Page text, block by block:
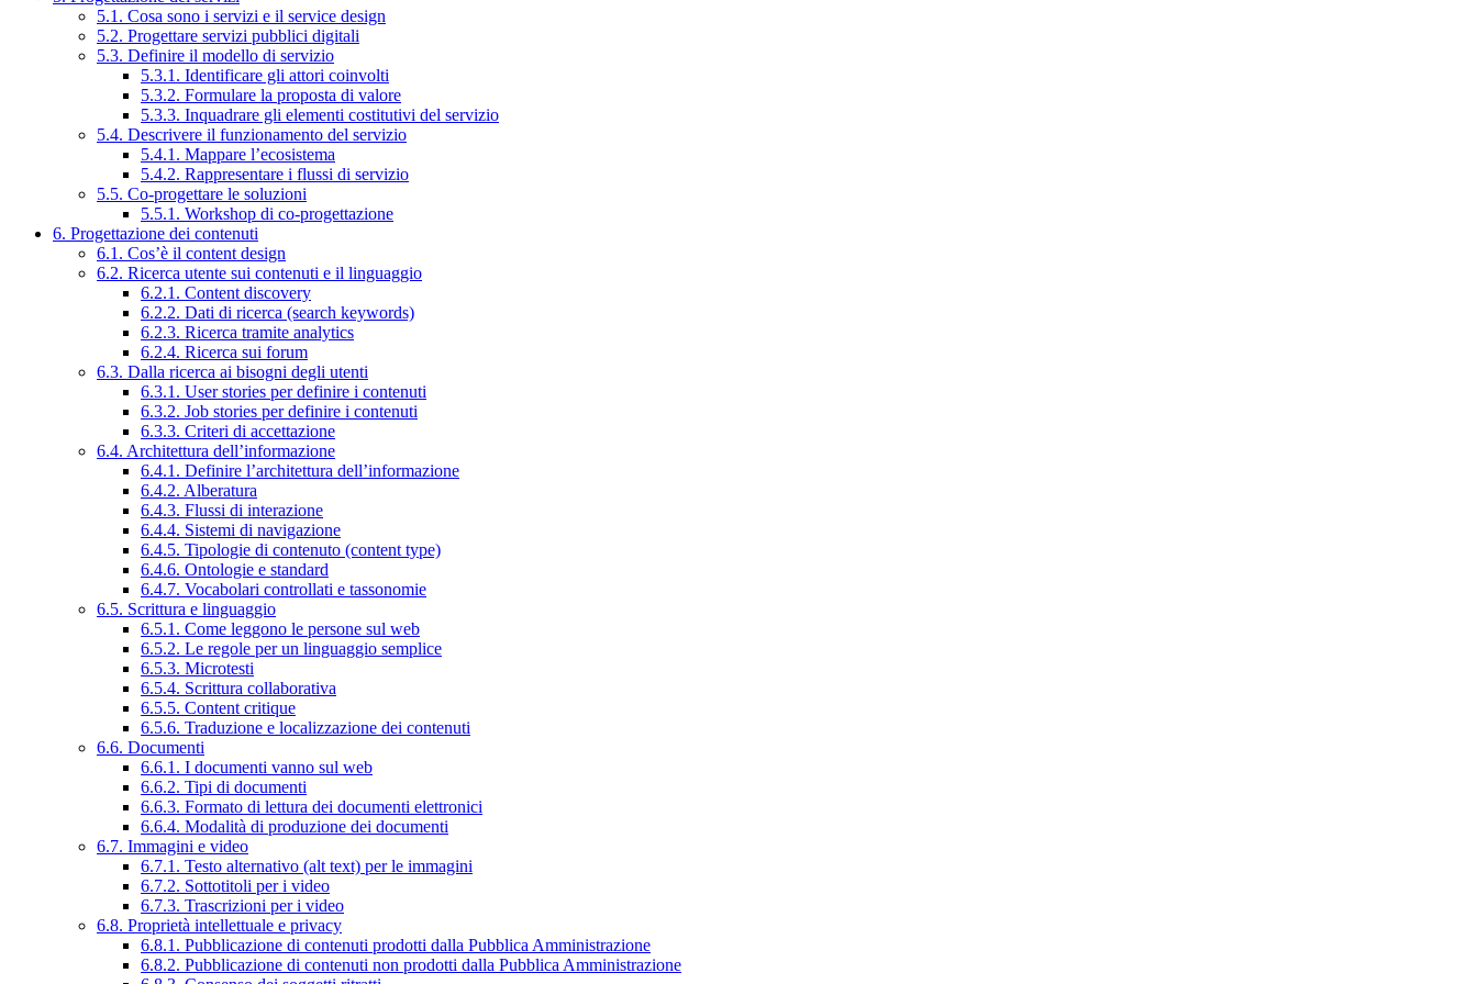
5.1. Cosa sono i servizi e il service design
5.2. Progettare servizi pubblici digitali
5.3. Definire il modello di servizio
5.3.1. Identificare gli attori coinvolti
5.3.2. Formulare la proposta di valore
5.3.3. Inquadrare gli elementi costitutivi del servizio
5.4. Descrivere il funzionamento del servizio
5.4.1. Mappare l’ecosistema
5.4.2. Rappresentare i flussi di servizio
5.5. Co-progettare le soluzioni
5.5.1. Workshop di co-progettazione
6. Progettazione dei contenuti
6.1. Cos’è il content design
6.2. Ricerca utente sui contenuti e il linguaggio
6.2.1. Content discovery
6.2.2. Dati di ricerca (search keywords)
6.2.3. Ricerca tramite analytics
6.2.4. Ricerca sui forum
6.3. Dalla ricerca ai bisogni degli utenti
6.3.1. User stories per definire i contenuti
6.3.2. Job stories per definire i contenuti
6.3.3. Criteri di accettazione
6.4. Architettura dell’informazione
6.4.1. Definire l’architettura dell’informazione
6.4.2. Alberatura
6.4.3. Flussi di interazione
6.4.4. Sistemi di navigazione
6.4.5. Tipologie di contenuto (content type)
6.4.6. Ontologie e standard
6.4.7. Vocabolari controllati e tassonomie
6.5. Scrittura e linguaggio
6.5.1. Come leggono le persone sul web
6.5.2. Le regole per un linguaggio semplice
6.5.3. Microtesti
6.5.4. Scrittura collaborativa
6.5.5. Content critique
6.5.6. Traduzione e localizzazione dei contenuti
6.6. Documenti
6.6.1. I documenti vanno sul web
6.6.2. Tipi di documenti
6.6.3. Formato di lettura dei documenti elettronici
6.6.4. Modalità di produzione dei documenti
6.7. Immagini e video
6.7.1. Testo alternativo (alt text) per le immagini
6.7.2. Sottotitoli per i video
6.7.3. Trascrizioni per i video
6.8. Proprietà intellettuale e privacy
6.8.1. Pubblicazione di contenuti prodotti dalla Pubblica Amministrazione
6.8.2. Pubblicazione di contenuti non prodotti dalla Pubblica Amministrazione